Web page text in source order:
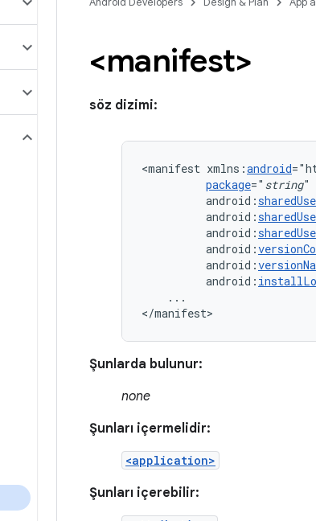
<manifest>
söz dizimi:
<manifest xmlns:android
package=" string
android:
android:
android:
android:
android:
android:
...
</manifest>
Şunlarda bulunur:
none
Şunları içermelidir:
<application>
Şunları içerebilir: